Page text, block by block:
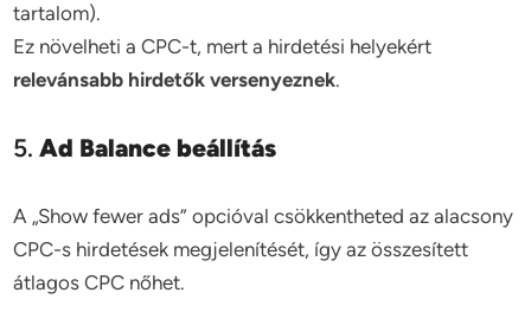
tartalom).
Ez növelheti a CPC-t, mert a hirdetési helyekért
relevánsabb hirdetők versenyeznek.
5.Ad Balance beállítás
A „Show fewer ads” opcióval csökkentheted az alacsony
CPC-s hirdetések megjelenítését, így az összesített
átlagos CPC nőhet.